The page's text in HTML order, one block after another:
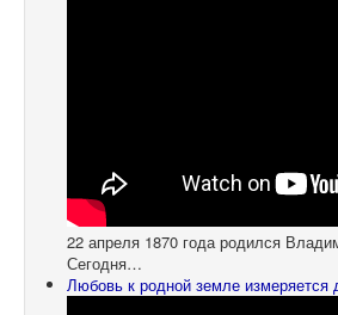
22 апреля 1870 года родился
Сегодня…
Любовь к родной земле измеряется